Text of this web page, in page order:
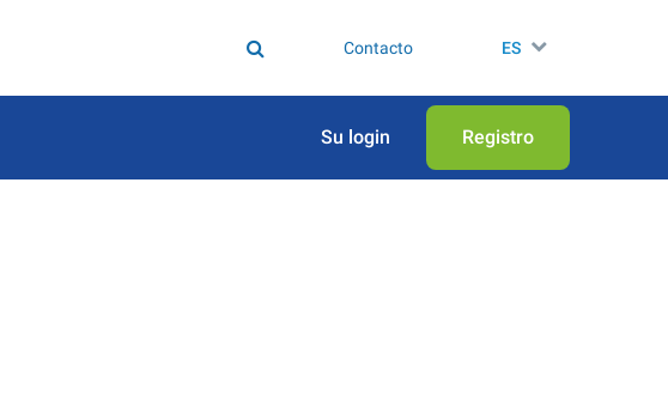
Contacto ES
Su login Registro